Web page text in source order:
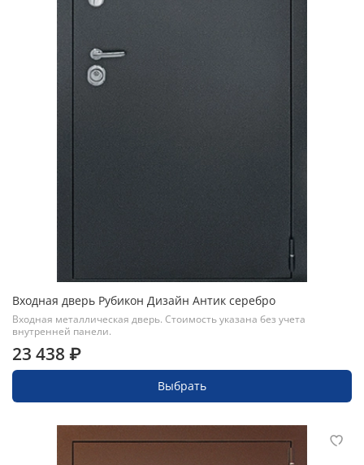
Входная дверь Рубикон Дизайн Антик серебро
Входная металлическая дверь. Стоимость указана без учета
внутренней панели.
23 438 ₽
Выбрать